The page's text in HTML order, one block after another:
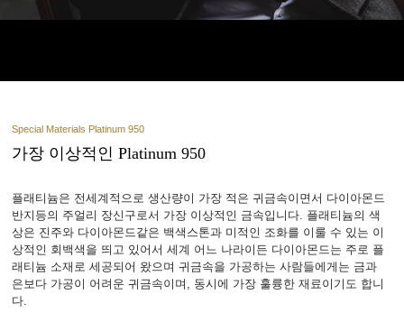
Special Materials Platinum 950
가장 이상적인 Platinum 950
플래티늄은 전세계적으로 생산량이 가장 적은 귀금속이면서 다이아몬드
반지등의 주얼리 장신구로서 가장 이상적인 금속입니다. 플래티늄의 색
상은 진주와 다이아몬드같은 백색스톤과 미적인 조화를 이룰 수 있는 이
상적인 회백색을 띄고 있어서 세계 어느 나라이든 다이아몬드는 주로 플
래티늄 소재로 세공되어 왔으며 귀금속을 가공하는 사람들에게는 금과
은보다 가공이 어려운 귀금속이며, 동시에 가장 훌륭한 재료이기도 합니
다.